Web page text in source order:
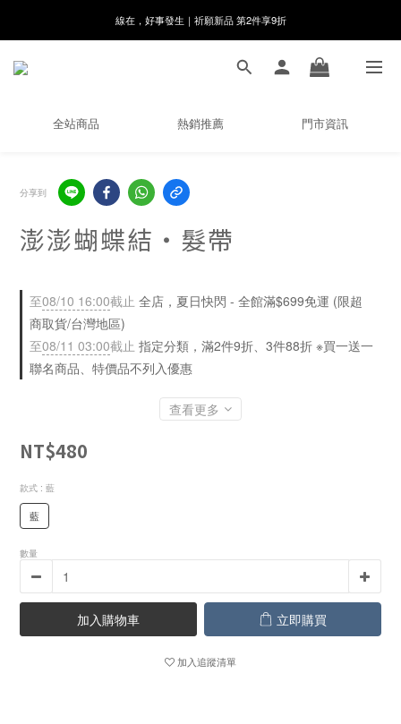
8月月初限定｜指定分類滿件88折！
線在，好事發生｜祈願新品 第2件享9折
全站商品 熱銷推薦 門市資訊
分享到
澎澎蝴蝶結・髮帶
至08/10 16:00截止 全店，夏日快閃 - 全館滿$699免運 (限超
商取貨/台灣地區)
至08/11 03:00截止 指定分類，滿2件9折、3件88折 ※買一送一
聯名商品、特價品不列入優惠
查看更多
NT$480
款式 : 藍
藍
數量
加入購物車 立即購買
加入追蹤清單